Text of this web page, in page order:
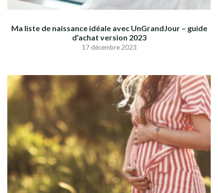
Ma liste de naissance idéale avec UnGrandJour – guide
d’achat version 2023
17 décembre 2023